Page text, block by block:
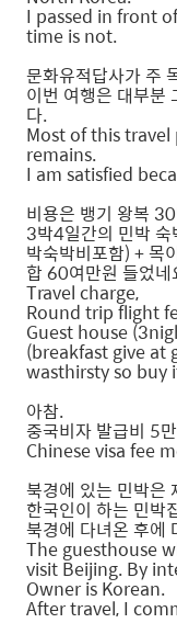
I passed in front
time is not.
문화유적답사가 주
이번 여행은 대부분
다.
Most of this
remains.
I am satisfied
비용은 뱅기 왕복
3박4일간의 민박
박숙박비포함) + 목
합 60여만원 들었네
Travel charge,
Round trip flight
Guest house
(breakfast give at
wasthirsty so buy
아참.
중국비자 발급비 5
Chinese visa fee
북경에 있는 민박은
한국인이 하는 민박
북경에 다녀온 후에
The guesthouse
visit Beijing. By
Owner is Korean.
After travel, I